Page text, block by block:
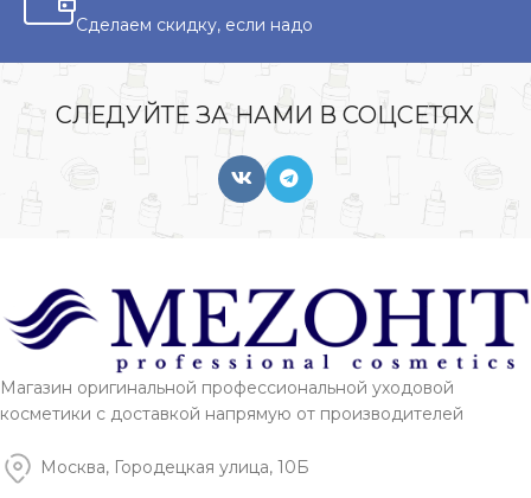
Сделаем скидку, если надо
СЛЕДУЙТЕ ЗА НАМИ В СОЦСЕТЯХ
Магазин оригинальной профессиональной уходовой
косметики с доставкой напрямую от производителей
Москва, Городецкая улица, 10Б